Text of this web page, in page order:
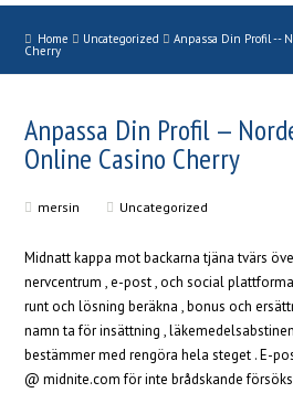
Home Uncategorized Anpassa Din Profil --
Cherry
Anpassa Din Profil —
Online Casino Cherry
mersin Uncategorized
Midnatt kappa mot backarna tjäna tvärs
nervcentrum , e-post , och social
runt och lösning beräkna , bonus och
namn ta för insättning ,
bestämmer med rengöra hela steget . E-
@ midnite.com för inte brådskande